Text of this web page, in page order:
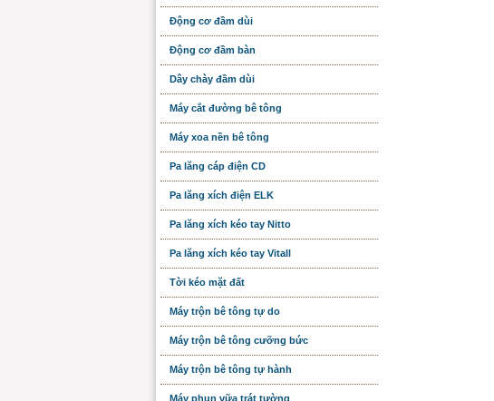
Động cơ đầm dùi
Động cơ đầm bàn
Dây chày đầm dùi
Máy cắt đường bê tông
Máy xoa nền bê tông
Pa lăng cáp điện CD
Pa lăng xích điện ELK
Pa lăng xích kéo tay Nitto
Pa lăng xích kéo tay Vitall
Tời kéo mặt đất
Máy trộn bê tông tự do
Máy trộn bê tông cưỡng bức
Máy trộn bê tông tự hành
Máy phun vữa trát tường